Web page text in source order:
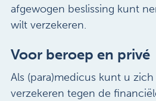
afgewogen beslissing kunt
wilt verzekeren.
Voor beroep en privé
Als (para)medicus kunt u
verzekeren tegen de